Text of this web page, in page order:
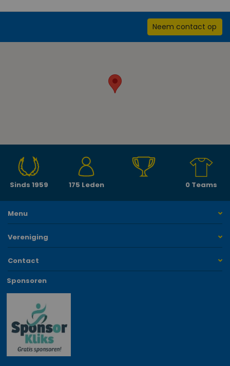
Neem contact op
Sinds 1959 175 Leden 0 Teams
Menu
Vereniging
Contact
Sponsoren